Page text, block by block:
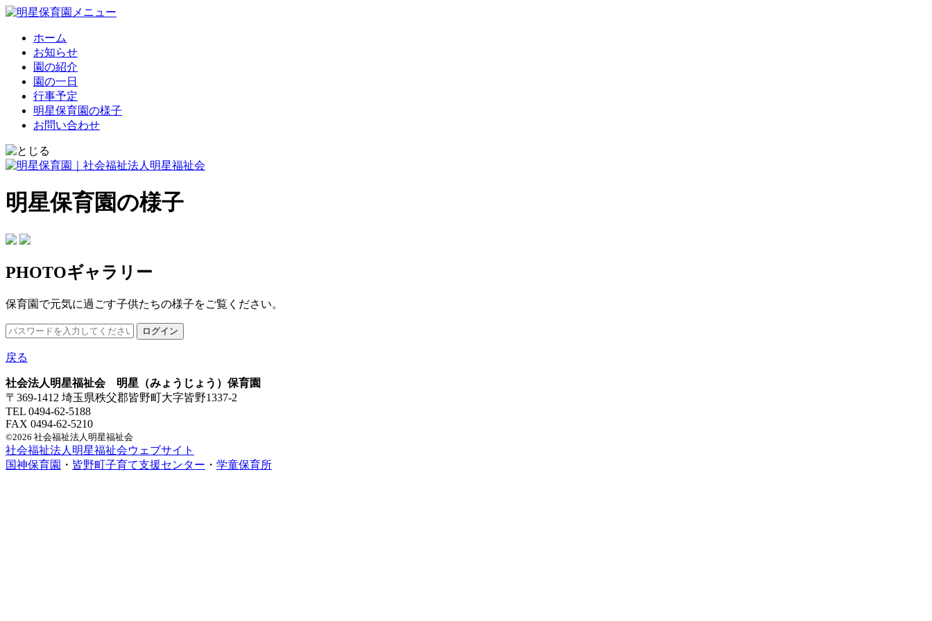
ホーム
お知らせ
園の紹介
園の一日
行事予定
明星保育園の様子
お問い合わせ
明星保育園の様子
PHOTOギャラリー
保育園で元気に過ごす子供たちの様子をご覧ください。
戻る
社会法人明星福祉会 明星（みょうじょう）保育園
〒369-1412 埼玉県秩父郡皆野町大字皆野1337-2
TEL 0494-62-5188
FAX 0494-62-5210
©2026 社会福祉法人明星福祉会
社会福祉法人明星福祉会ウェブサイト
国神保育園 ・ 皆野町子育て支援センター ・ 学童保育所